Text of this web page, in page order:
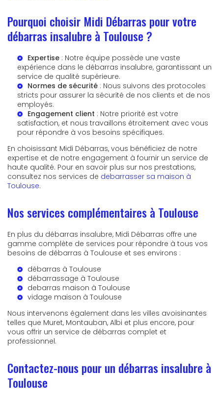
Pourquoi choisir Midi Débarras pour votre
débarras insalubre à Toulouse ?
Expertise : Notre équipe possède une vaste
expérience dans le débarras insalubre, garantissant un
service de qualité supérieure.
Normes de sécurité : Nous suivons des protocoles
stricts pour assurer la sécurité de nos clients et de nos
employés.
Engagement client : Notre priorité est votre
satisfaction, et nous travaillons étroitement avec vous
pour répondre à vos besoins spécifiques.
En choisissant Midi Débarras, vous bénéficiez de notre
expertise et de notre engagement à fournir un service de
haute qualité. Pour en savoir plus sur nos prestations,
consultez nos services de debarrasser sa maison à
Toulouse.
Nos services complémentaires à Toulouse
En plus du débarras insalubre, Midi Débarras offre une
gamme complète de services pour répondre à tous vos
besoins de débarras à Toulouse et ses environs :
débarras à Toulouse
débarrassage à Toulouse
debarras maison à Toulouse
vidage maison à Toulouse
Nous intervenons également dans les villes avoisinantes
telles que Muret, Montauban, Albi et plus encore, pour
vous offrir un service de débarras complet et
professionnel.
Contactez-nous pour un débarras insalubre à
Toulouse